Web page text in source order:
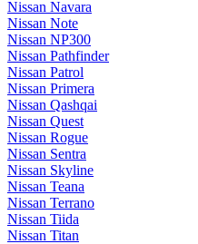
Nissan Navara
Nissan Note
Nissan NP300
Nissan Pathfinder
Nissan Patrol
Nissan Primera
Nissan Qashqai
Nissan Quest
Nissan Rogue
Nissan Sentra
Nissan Skyline
Nissan Teana
Nissan Terrano
Nissan Tiida
Nissan Titan